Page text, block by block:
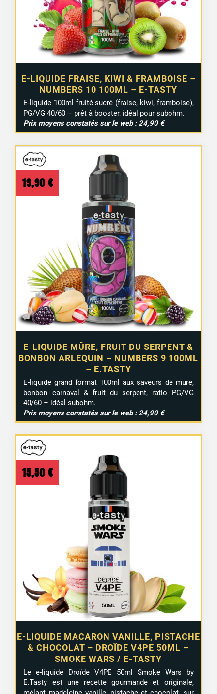
E-LIQUIDE FRAISE, KIWI & FRAMBOISE –
NUMBERS 10 100ML – E-TASTY
E-liquide 100ml fruité sucré (fraise, kiwi, framboise),
PG/VG 40/60 – prêt à booster, idéal pour subohm.
Prix moyens constatés sur le web : 24,90 €
E-LIQUIDE MÛRE, FRUIT DU SERPENT &
BONBON ARLEQUIN – NUMBERS 9 100ML
– E.TASTY
19,90 €
E-liquide grand format 100ml aux saveurs de mûre,
bonbon carnaval & fruit du serpent, ratio PG/VG
40/60 – idéal subohm.
Prix moyens constatés sur le web : 24,90 €
E-LIQUIDE MACARON VANILLE, PISTACHE
& CHOCOLAT – DROÏDE V4PE 50ML –
SMOKE WARS / E-TASTY
15,50 €
Le e-liquide Droïde V4PE 50ml Smoke Wars by
E.Tasty est une recette gourmande et originale,